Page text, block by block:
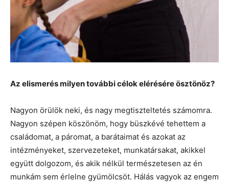
Az elismerés milyen további célok elérésére ösztönöz?
Nagyon örülök neki, és nagy megtiszteltetés számomra.
Nagyon szépen köszönöm, hogy büszkévé tehettem a
családomat, a páromat, a barátaimat és azokat az
intézményeket, szervezeteket, munkatársakat, akikkel
együtt dolgozom, és akik nélkül természetesen az én
munkám sem érlelne gyümölcsöt. Hálás vagyok az engem